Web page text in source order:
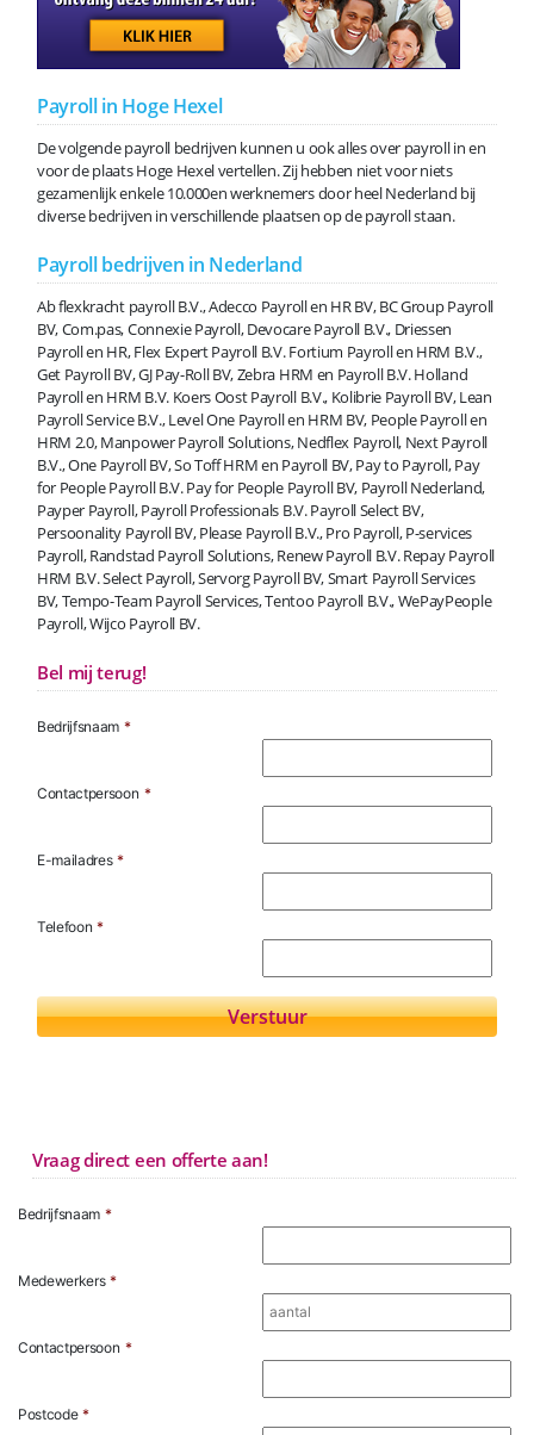
Payroll in Hoge Hexel
De volgende payroll bedrijven kunnen u ook alles over payroll in en
voor de plaats Hoge Hexel vertellen. Zij hebben niet voor niets
gezamenlijk enkele 10.000en werknemers door heel Nederland bij
diverse bedrijven in verschillende plaatsen op de payroll staan.
Payroll bedrijven in Nederland
Ab flexkracht payroll B.V., Adecco Payroll en HR BV, BC Group Payroll
BV, Com.pas, Connexie Payroll, Devocare Payroll B.V., Driessen
Payroll en HR, Flex Expert Payroll B.V. Fortium Payroll en HRM B.V.,
Get Payroll BV, GJ Pay-Roll BV, Zebra HRM en Payroll B.V. Holland
Payroll en HRM B.V. Koers Oost Payroll B.V., Kolibrie Payroll BV, Lean
Payroll Service B.V., Level One Payroll en HRM BV, People Payroll en
HRM 2.0, Manpower Payroll Solutions, Nedflex Payroll, Next Payroll
B.V., One Payroll BV, So Toff HRM en Payroll BV, Pay to Payroll, Pay
for People Payroll B.V. Pay for People Payroll BV, Payroll Nederland,
Payper Payroll, Payroll Professionals B.V. Payroll Select BV,
Persoonality Payroll BV, Please Payroll B.V., Pro Payroll, P-services
Payroll, Randstad Payroll Solutions, Renew Payroll B.V. Repay Payroll
HRM B.V. Select Payroll, Servorg Payroll BV, Smart Payroll Services
BV, Tempo-Team Payroll Services, Tentoo Payroll B.V., WePayPeople
Payroll, Wijco Payroll BV.
Bel mij terug!
Bedrijfsnaam *
Contactpersoon *
E-mailadres *
Telefoon *
Vraag direct een offerte aan!
Bedrijfsnaam *
Medewerkers *
Contactpersoon *
Postcode *